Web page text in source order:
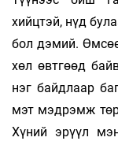
хийцтэй, нүд
бол дэмий.
хөл өвтгөөд
нэг байдлаар
мэт мэдрэмж
Хүний эрүүл